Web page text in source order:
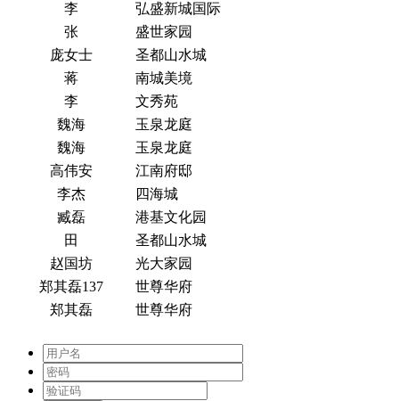
李
弘盛新城国际
张
盛世家园
庞女士
圣都山水城
蒋
南城美境
李
文秀苑
魏海
玉泉龙庭
魏海
玉泉龙庭
高伟安
江南府邸
李杰
四海城
臧磊
港基文化园
田
圣都山水城
赵国坊
光大家园
郑其磊137
世尊华府
郑其磊
世尊华府